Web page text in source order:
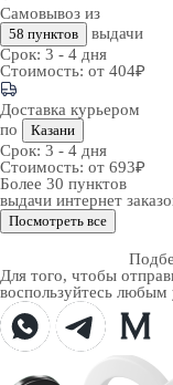
Самовывоз из
58 пунктов
выдачи
Срок: 3 - 4 дня
Стоимость: от 404₽
Доставка курьером
по
Казани
Срок: 3 - 4 дня
Стоимость: от 693₽
Более 30 пунктов
выдачи интернет
Посмотреть все
Для того, чтобы
воспользуйтесь